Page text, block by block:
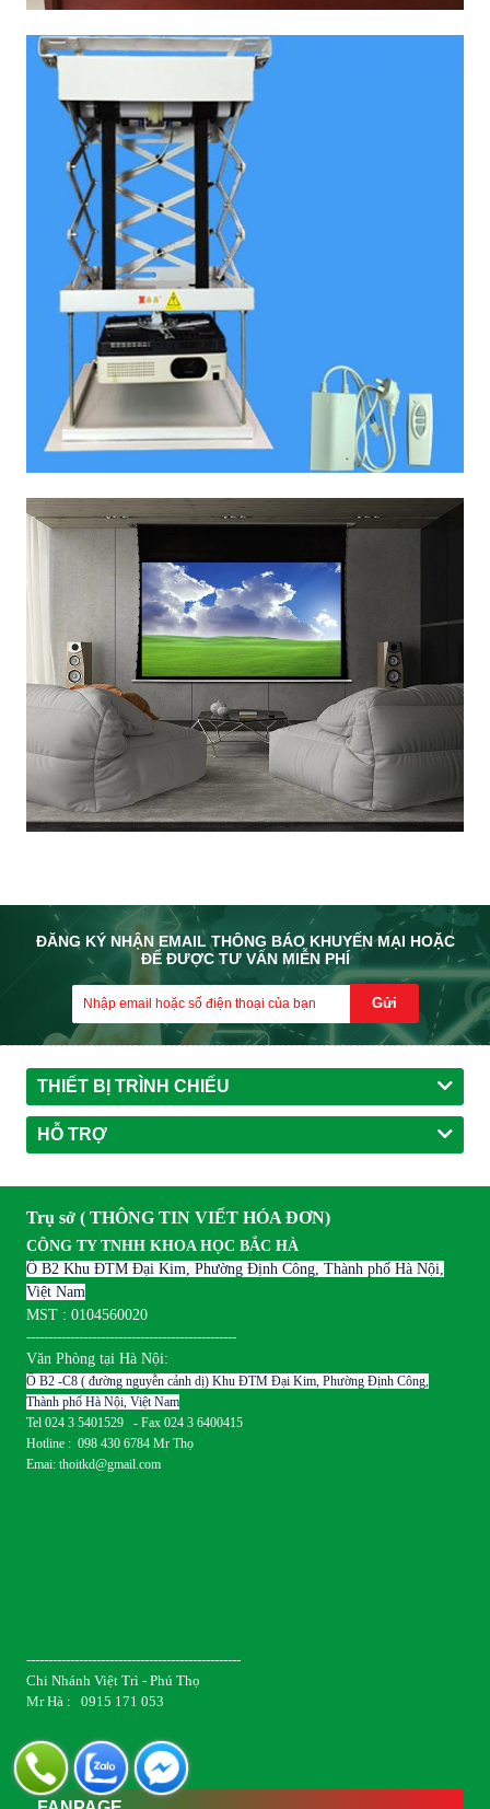
ĐĂNG KÝ NHẬN EMAIL THÔNG BÁO KHUYẾN MẠI HOẶC
ĐỂ ĐƯỢC TƯ VẤN MIỄN PHÍ
Gửi
THIẾT BỊ TRÌNH CHIẾU
HỖ TRỢ
Trụ sở ( THÔNG TIN VIẾT HÓA ĐƠN)
CÔNG TY TNHH KHOA HỌC BẮC HÀ
Ô B2 Khu ĐTM Đại Kim, Phường Định Công, Thành phố Hà Nội,
Việt Nam
MST : 0104560020
------------------------------------------------
Văn Phòng tại Hà Nội:
Ô B2 -C8 ( đường nguyễn cảnh dị) Khu ĐTM Đại Kim, Phường Định Công,
Thành phố Hà Nội, Việt Nam
Tel 024 3 5401529 - Fax 024 3 6400415
Hotline : 098 430 6784 Mr Thọ
Emai: thoitkd@gmail.com
-------------------------------------------------
Chi Nhánh Việt Trì - Phú Thọ
Mr Hà : 0915 171 053